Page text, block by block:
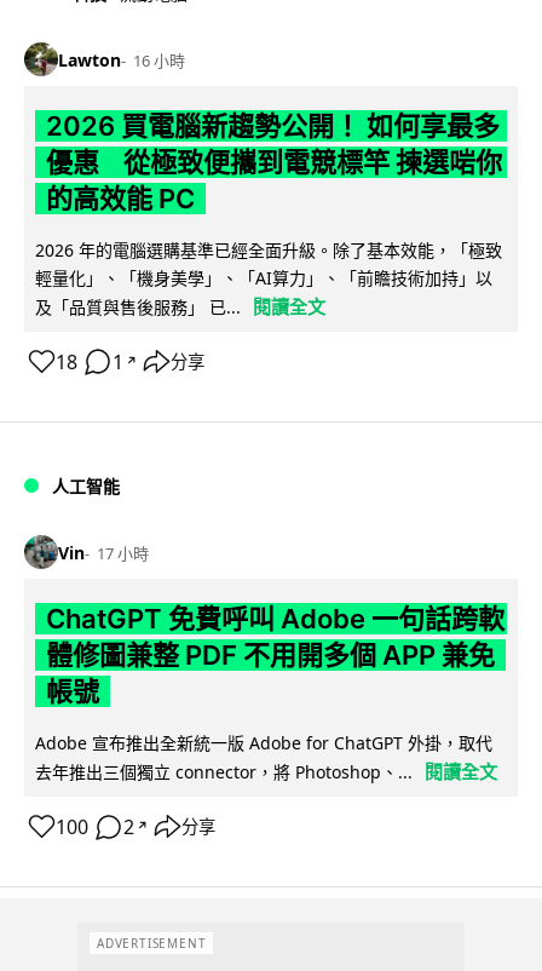
Lawton 16 小時
2026 買電腦新趨勢公開！ 如何享最多
優惠 從極致便攜到電競標竿 揀選啱你
的高效能 PC
2026 年的電腦選購基準已經全面升級。除了基本效能，「極致
輕量化」、「機身美學」、「AI算力」、「前瞻技術加持」以
及「品質與售後服務」 已...
閱讀全文
18 1 ↗ 分享
人工智能
Vin 17 小時
ChatGPT 免費呼叫 Adobe 一句話跨軟
體修圖兼整 PDF 不用開多個 APP 兼免
帳號
Adobe 宣布推出全新統一版 Adobe for ChatGPT 外掛，取代
去年推出三個獨立 connector，將 Photoshop、...
閱讀全文
100 2 ↗ 分享
ADVERTISEMENT